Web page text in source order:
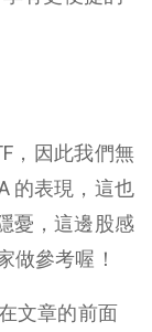
，因此我們無
的表現，這也
憂，這邊股感
做參考喔！
文章的前面